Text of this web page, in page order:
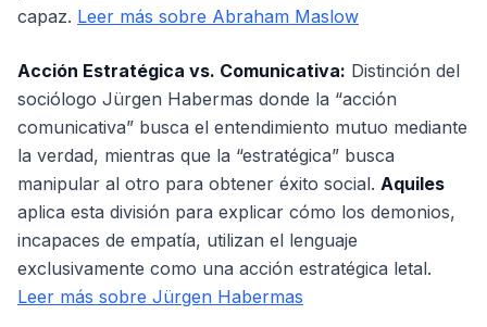
capaz. Leer más sobre Abraham Maslow
Acción Estratégica vs. Comunicativa: Distinción del
sociólogo Jürgen Habermas donde la “acción
comunicativa” busca el entendimiento mutuo mediante
la verdad, mientras que la “estratégica” busca
manipular al otro para obtener éxito social. Aquiles
aplica esta división para explicar cómo los demonios,
incapaces de empatía, utilizan el lenguaje
exclusivamente como una acción estratégica letal.
Leer más sobre Jürgen Habermas